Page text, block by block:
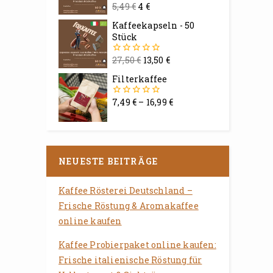
0
5
5,49€4 €
Kaffeekapseln - 50
Stück
0
5
27,50€ 13,50 €
Filterkaffee
0
7,49 € – 16,99€
NEUESTE BEITRÄGE
Kaffee Rösterei Deutschland –
Frische Röstung & Aromakaffee
online kaufen
Kaffee Probierpaket online kaufen:
Frische italienische Röstung für